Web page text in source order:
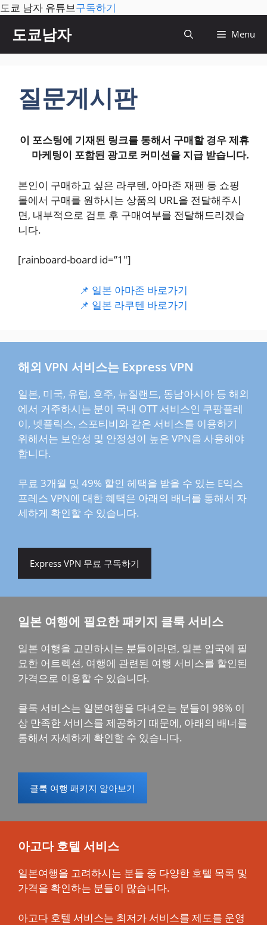
도쿄 남자 유튜브구독하기
츠
도쿄남자 Menu
질문게시판
이 포스팅에 기재된 링크를 통해서 구매할 경우 제휴
마케팅이 포함된 광고로 커미션을 지급 받습니다.
본인이 구매하고 싶은 라쿠텐, 아마존 재팬 등 쇼핑
몰에서 구매를 원하시는 상품의 URL을 전달해주시
면, 내부적으로 검토 후 구매여부를 전달해드리겠습
니다.
[rainboard-board id=”1″]
📌 일본 아마존 바로가기
📌 일본 라쿠텐 바로가기
해외 VPN 서비스는 Express VPN
일본, 미국, 유럽, 호주, 뉴질랜드, 동남아시아 등 해외
에서 거주하시는 분이 국내 OTT 서비스인 쿠팡플레
이, 넷플릭스, 스포티비와 같은 서비스를 이용하기
위해서는 보안성 및 안정성이 높은 VPN을 사용해야
합니다.
무료 3개월 및 49% 할인 헤택을 받을 수 있는 E익스
프레스 VPN에 대한 혜택은 아래의 배너를 통해서 자
세하게 확인할 수 있습니다.
Express VPN 무료 구독하기
일본 여행에 필요한 패키지 클룩 서비스
일본 여행을 고민하시는 분들이라면, 일본 입국에 필
요한 어트렉션, 여행에 관련된 여행 서비스를 할인된
가격으로 이용할 수 있습니다.
클룩 서비스는 일본여행을 다녀오는 분들이 98% 이
상 만족한 서비스를 제공하기 때문에, 아래의 배너를
통해서 자세하게 확인할 수 있습니다.
클룩 여행 패키지 알아보기
아고다 호텔 서비스
일본여행을 고려하시는 분들 중 다양한 호텔 목록 및
가격을 확인하는 분들이 많습니다.
아고다 호텔 서비스는 최저가 서비스를 제도를 운영